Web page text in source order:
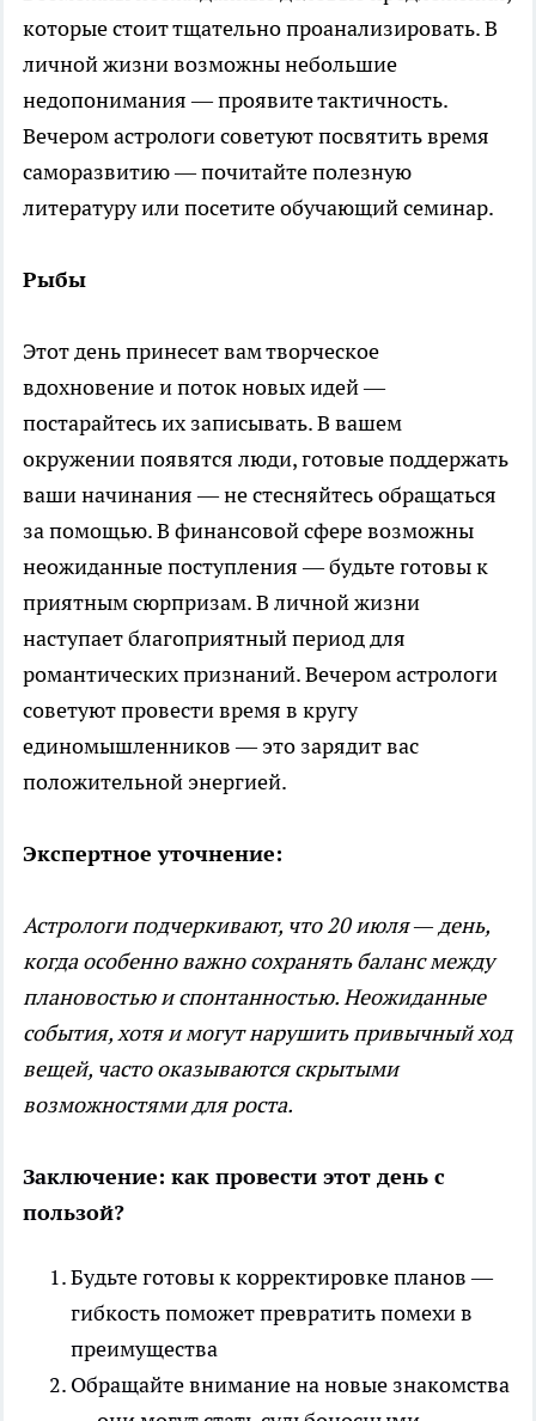
которые стоит тщательно проанализировать. В
личной жизни возможны небольшие
недопонимания — проявите тактичность.
Вечером астрологи советуют посвятить время
саморазвитию — почитайте полезную
литературу или посетите обучающий семинар.
Рыбы
Этот день принесет вам творческое
вдохновение и поток новых идей —
постарайтесь их записывать. В вашем
окружении появятся люди, готовые поддержать
ваши начинания — не стесняйтесь обращаться
за помощью. В финансовой сфере возможны
неожиданные поступления — будьте готовы к
приятным сюрпризам. В личной жизни
наступает благоприятный период для
романтических признаний. Вечером астрологи
советуют провести время в кругу
единомышленников — это зарядит вас
положительной энергией.
Экспертное уточнение:
Астрологи подчеркивают, что 20 июля — день,
когда особенно важно сохранять баланс между
плановостью и спонтанностью. Неожиданные
события, хотя и могут нарушить привычный ход
вещей, часто оказываются скрытыми
возможностями для роста.
Заключение: как провести этот день с
пользой?
Будьте готовы к корректировке планов —
гибкость поможет превратить помехи в
преимущества
Обращайте внимание на новые знакомства